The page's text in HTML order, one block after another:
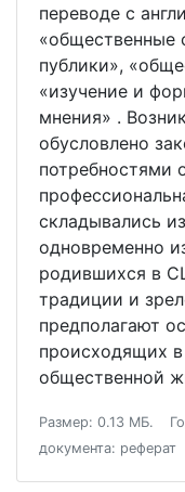
переводе с
«общественные
публики»,
«изучение и
мнения» .
обусловлено
потребностями
складывались
одновременно
родившихся в
традиции и
предполагают
происходящих
общественной
Размер: 0.13 МБ.
документа: реферат